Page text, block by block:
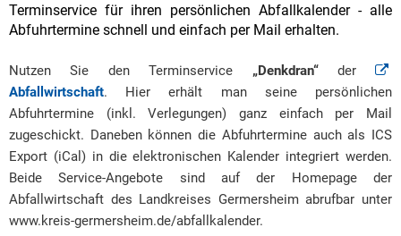
Terminservice für ihren persönlichen Abfallkalender - alle
Abfuhrtermine schnell und einfach per Mail erhalten.
Nutzen Sie den Terminservice „Denkdran“der
Abfallwirtschaft. Hier erhält man seine persönlichen
Abfuhrtermine (inkl. Verlegungen) ganz einfach per Mail
zugeschickt. Daneben können die Abfuhrtermine auch als ICS
Export (iCal) in die elektronischen Kalender integriert werden.
Beide Service-Angebote sind auf der Homepage der
Abfallwirtschaft des Landkreises Germersheim abrufbar unter
www.kreis-germersheim.de/abfallkalender.